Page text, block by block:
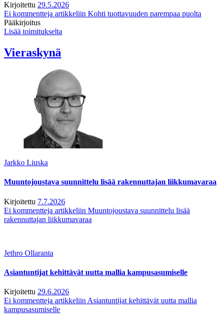
Kirjoitettu 29.5.2026
Ei kommentteja artikkeliin Kohti tuottavuuden parempaa puolta
Pääkirjoitus
Lisää toimitukselta
Vieraskynä
Jarkko Liuska
Muuntojoustava suunnittelu lisää rakennuttajan liikkumavaraa
Kirjoitettu 7.7.2026
Ei kommentteja artikkeliin Muuntojoustava suunnittelu lisää
rakennuttajan liikkumavaraa
Jethro Ollaranta
Asiantuntijat kehittävät uutta mallia kampusasumiselle
Kirjoitettu 29.6.2026
Ei kommentteja artikkeliin Asiantuntijat kehittävät uutta mallia
kampusasumiselle